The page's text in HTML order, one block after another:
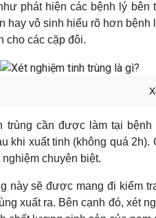
phát hiện các bệnh lý
hay vô sinh hiểu rõ hơn
cho các cặp đôi.
trùng cần được làm tại
khi xuất tinh (không quá
chuyên biệt.
này sẽ được mang đi kiểm
xuất ra. Bên cạnh đó, xét